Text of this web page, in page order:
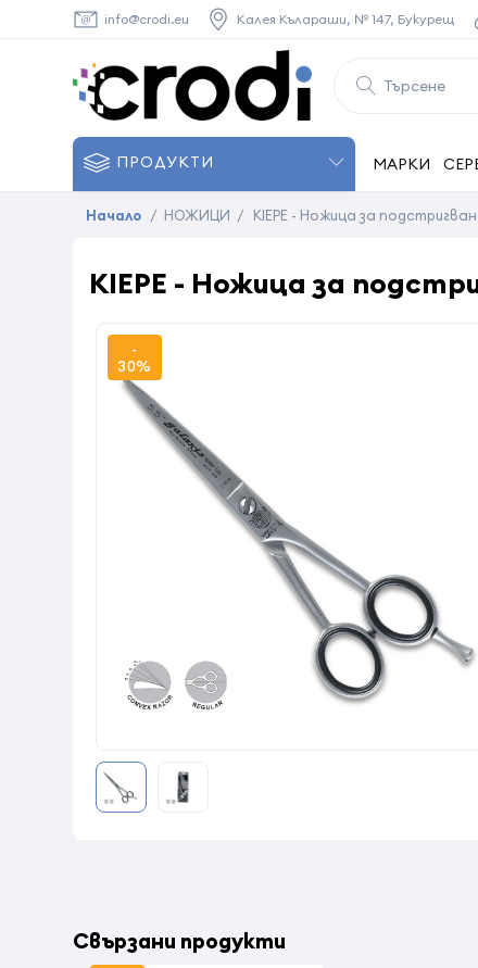
info@crodi.eu Калея Кълараши, № 147, Букурещ
ПРОДУКТИ МАРКИ
Начало / НОЖИЦИ / KIEPE - Ножица за
KIEPE - Ножица за
-
30%
Свързани продукти